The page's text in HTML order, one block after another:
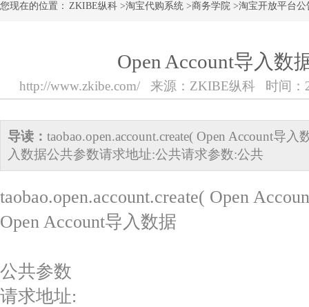
您现在的位置： ZKIBE纵科 >淘宝代购系统 >商务学院 >淘宝开放平台公
Open Account导入数
http://www.zkibe.com/来源： ZKIBE纵科 时间：
导读： taobao.open.account.create( Open Account导入
入数据公共参数请求地址:公共请求参数:公共
taobao.open.account.create( Open
Open Account导入数据
公共参数
请求地址: